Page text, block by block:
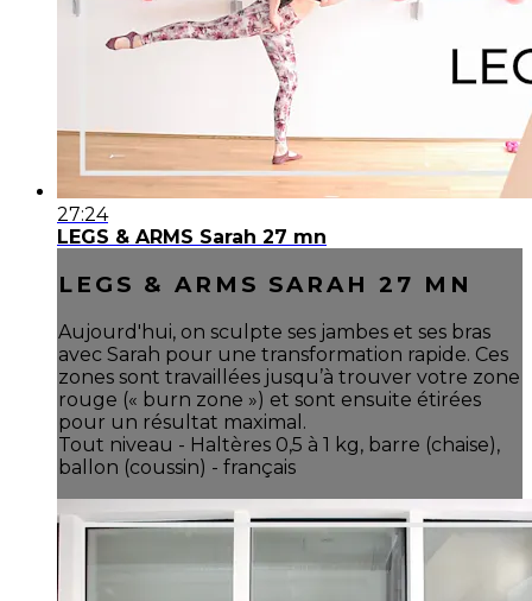
27:24
LEGS & ARMS Sarah 27 mn
LEGS & ARMS SARAH 27 MN
Aujourd'hui, on sculpte ses jambes et ses bras
avec Sarah pour une transformation rapide. Ces
zones sont travaillées jusqu’à trouver votre zone
rouge (« burn zone ») et sont ensuite étirées
pour un résultat maximal.
Tout niveau - Haltères 0,5 à 1 kg, barre (chaise),
ballon (coussin) - français